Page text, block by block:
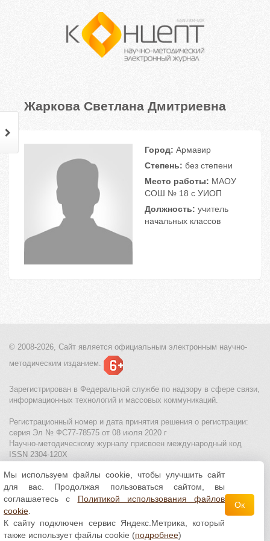
Жаркова Светлана Дмитриевна
Город: Армавир
Степень: без степени
Место работы: МАОУ
СОШ № 18 с УИОП
Должность: учитель
начальных классов
© 2008-2026, Сайт является официальным электронным научно-
методическим изданием.
Зарегистрирован в Федеральной службе по надзору в сфере связи,
информационных технологий и массовых коммуникаций.
Регистрационный номер и дата принятия решения о регистрации:
серия Эл № ФС77-78575 от 08 июля 2020 г
Научно-методическому журналу присвоен международный код
ISSN 2304-120X
МЦИТО|Школьные олимпиады и онлайн конкурсы для детей
Политика использования файлов cookie| Политика обработки и
защиты персональных данных
Все материалы доступны полицензии Creative
Commons С указанием авторства 4.0 Всемирная
Мы используем файлы cookie, чтобы улучшить сайт
для вас. Продолжая пользоваться сайтом, вы
соглашаетесь с Политикой использования файлов
cookie
К сайту подключен сервис Яндекс.Метрика, который
также использует файлы cookie (подробнее)
Ок